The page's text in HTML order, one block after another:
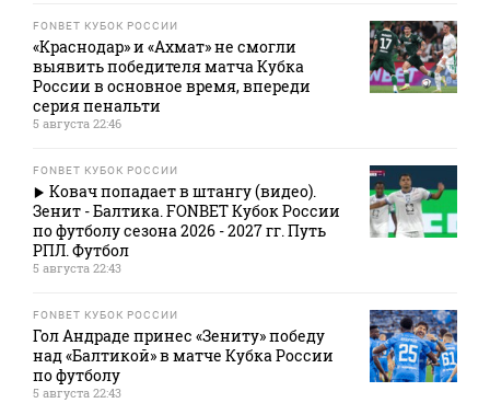
FONBET КУБОК РОССИИ
«Краснодар» и «Ахмат» не смогли
выявить победителя матча Кубка
России в основное время, впереди
серия пенальти
5 августа 22:46
FONBET КУБОК РОССИИ
Ковач попадает в штангу (видео).
Зенит - Балтика. FONBET Кубок России
по футболу сезона 2026 - 2027 гг. Путь
РПЛ. Футбол
5 августа 22:43
FONBET КУБОК РОССИИ
Гол Андраде принес «Зениту» победу
над «Балтикой» в матче Кубка России
по футболу
5 августа 22:43